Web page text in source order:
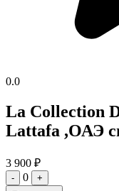
0.0
La Collection
Lattafa ,ОАЭ
3 900 ₽
- 0 +